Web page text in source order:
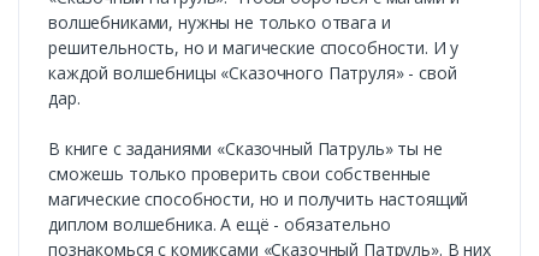
волшебниками, нужны не только отвага и
решительность, но и магические способности. И у
каждой волшебницы «Сказочного Патруля» - свой
дар.
В книге с заданиями «Сказочный Патруль» ты не
сможешь только проверить свои собственные
магические способности, но и получить настоящий
диплом волшебника. А ещё - обязательно
познакомься с комиксами «Сказочный Патруль». В них